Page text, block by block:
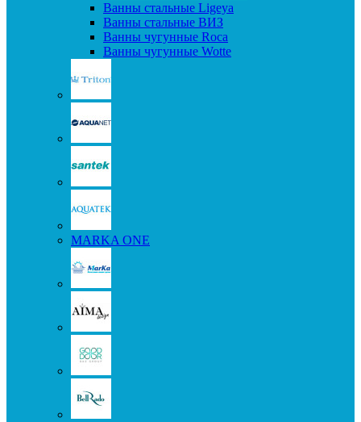
Ванны стальные Ligeya
Ванны стальные ВИЗ
Ванны чугунные Roca
Ванны чугунные Wotte
MARKA ONE